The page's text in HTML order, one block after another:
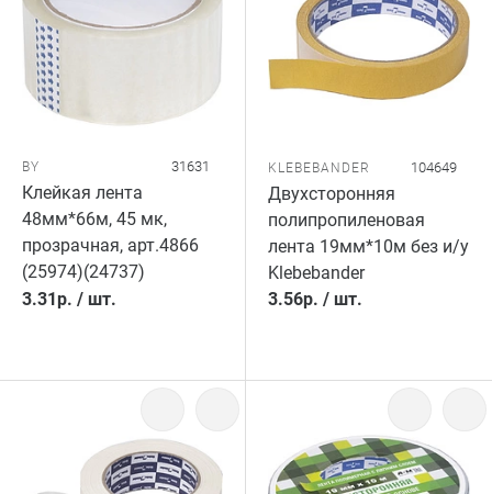
BY 31631
Клейкая лента
48мм*66м, 45 мк,
прозрачная, арт.4866
(25974)(24737)
3.31р. / шт.
KLEBEBANDER 104649
Двухсторонняя
полипропиленовая
лента 19мм*10м без и/у
Klebebander
3.56р. / шт.